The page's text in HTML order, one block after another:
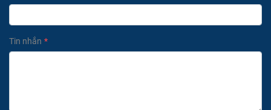
Tin nhắn